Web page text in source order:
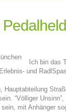
Ich bin das
und
Hauptabteilung
“Völliger
mit Anhänger